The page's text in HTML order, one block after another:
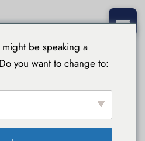
be speaking a
you want to change to: